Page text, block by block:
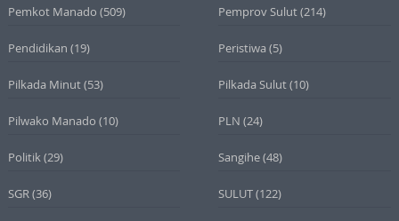
Pemkot Manado (509) Pemprov Sulut(214)
Pendidikan (19) Peristiwa (5)
Pilkada Minut(53) Pilkada Sulut(10)
Pilwako Manado (10) PLN (24)
Politik(29) Sangihe(48)
SGR(36) SULUT(122)